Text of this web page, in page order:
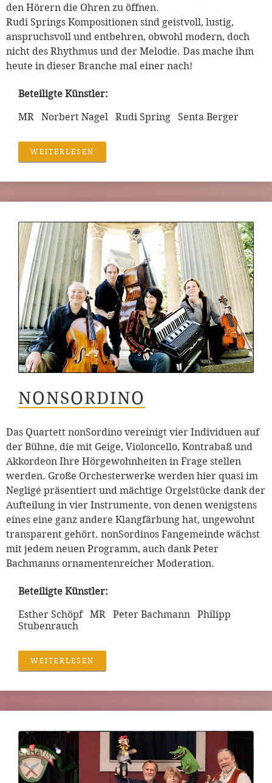
den Hörern die Ohren zu öffnen.
Rudi Springs Kompositionen sind geistvoll, lustig,
anspruchsvoll und entbehren, obwohl modern, doch
nicht des Rhythmus und der Melodie. Das mache ihm
heute in dieser Branche mal einer nach!
Beteiligte Künstler:
MR Norbert Nagel Rudi Spring Senta Berger
WEITERLESEN
NONSORDINO
Das Quartett nonSordino vereinigt vier Individuen auf
der Bühne, die mit Geige, Violoncello, Kontrabaß und
Akkordeon Ihre Hörgewohnheiten in Frage stellen
werden. Große Orchesterwerke werden hier quasi im
Negligé präsentiert und mächtige Orgelstücke dank der
Aufteilung in vier Instrumente, von denen wenigstens
eines eine ganz andere Klangfärbung hat, ungewohnt
transparent gehört. nonSordinos Fangemeinde wächst
mit jedem neuen Programm, auch dank Peter
Bachmanns ornamentenreicher Moderation.
Beteiligte Künstler:
Esther Schöpf MR Peter Bachmann Philipp
Stubenrauch
WEITERLESEN